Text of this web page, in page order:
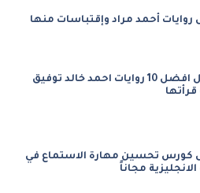
أحمد مراد وإقتباسات منها
تحميل افضل 10 روايات احمد خالد توفيق
كورس تحسين مهارة الاستماع في
الانجليزية مجاناً